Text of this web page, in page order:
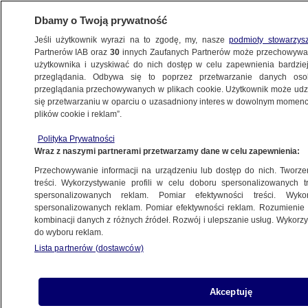
POLSKA
Komisja Europejska "czeka na efekty"
9.08.2025, 17:36
Posłuchaj artykułu
Czyta lektor AI
Dbamy o Twoją prywatność
Jeśli użytkownik wyrazi na to zgodę, my, naszepodmioty
Partnerów IAB oraz30 innych Zaufanych Partnerów może
użytkownika i uzyskiwać do nich dostęp w celu zapewnienia
przeglądania. Odbywa się to poprzez przetwarzanie danych
przeglądania przechowywanych w plikach cookie. Użytkownik może
się przetwarzaniu w oparciu o uzasadniony interes w dowolnym
plików cookie i reklam”.
Polityka Prywatności
Wraz z naszymi partnerami przetwarzamy dane w celu zapewnienia:
Przechowywanie informacji na urządzeniu lub dostęp do nich.
treści. Wykorzystywanie profili w celu doboru spersonalizowanych
spersonalizowanych reklam. Pomiar efektywności treści.
spersonalizowanych reklam. Pomiar efektywności reklam.
kombinacji danych z różnych źródeł. Rozwój i ulepszanie usług.
do wyboru reklam.
Lista partnerów (dostawców)
Akceptuję